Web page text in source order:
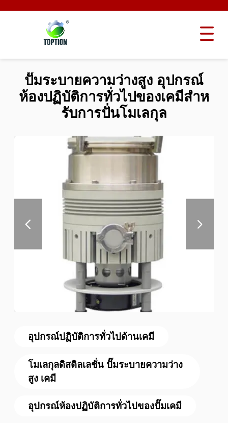
อุปกรณ์ปฏิบัติการทั่วไปด้านเคมี
โมเลกุลดิสติลเลชั่น ปั๊มระบายความว่าง
สูง เคมี
อุปกรณ์ห้องปฏิบัติการทั่วไปของปั๊มเคมี
ปั๊มระบายความว่างสูง อุปกรณ์
ห้องปฏิบัติการทั่วไปของเคมีสําห
รับการปั่นโมเลกุล